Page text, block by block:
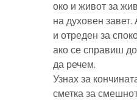
око и живот за
на духовен
и отреден за
ако се справиш
да речем.
Узнах за
сметка за